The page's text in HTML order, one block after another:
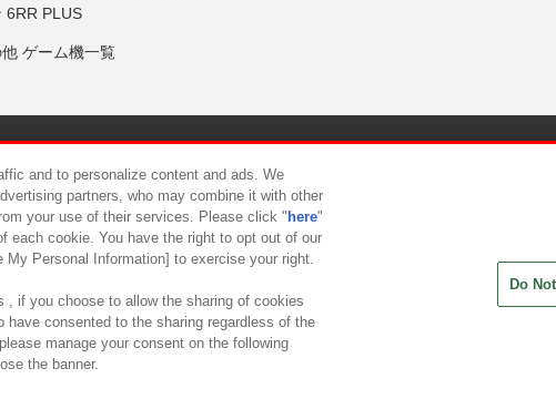
6RR PLUS
ゲーム機一覧
について カスタマーハラスメント対応方針
and to personalize content and ads. We
partners, who may combine it with other
your use of their services. Please click " here"
each cookie. You have the right to opt out of our
Personal Information] to exercise your right.
, if you choose to allow the sharing of cookies
have consented to the sharing regardless of the
manage your consent on the following
the banner.
Do